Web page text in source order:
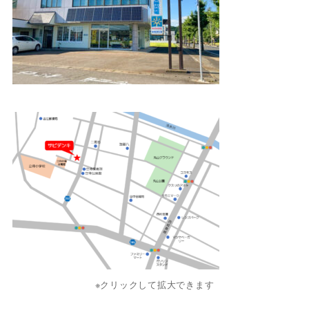
※クリックして拡大できます